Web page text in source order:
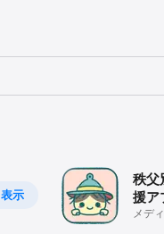
表示
秩父
援
モロ
メデ